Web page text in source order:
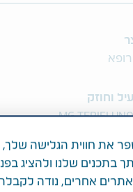
וחוזק
את חווית הגלישה שלך,
בתכנים שלנו ולהציג
באתרים אחרים, נודה